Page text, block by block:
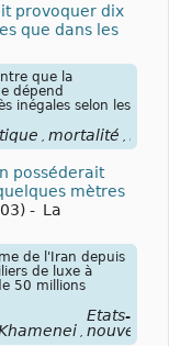
provoquer dix
que dans les
que la
dépend
inégales selon les
mortalité
posséderait
mètres
- La
de l'Iran depuis
de luxe à
50 millions
États-
nouveau